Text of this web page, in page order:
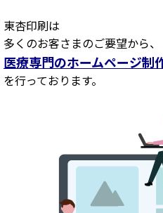
東杏印刷は
多くのお客さまのご要望から、
医療専門のホームページ制
を行っております。